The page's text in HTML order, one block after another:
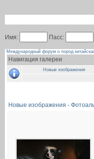
Имя: Пасс:
Международный форум о пород
Навигация галереи
Новые изображения
Новые изображения -